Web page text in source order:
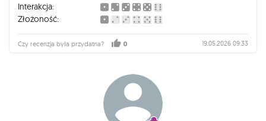
Interakcja:
Złożoność:
Czy recenzja była przydatna? 0 19.05.2026 09:33